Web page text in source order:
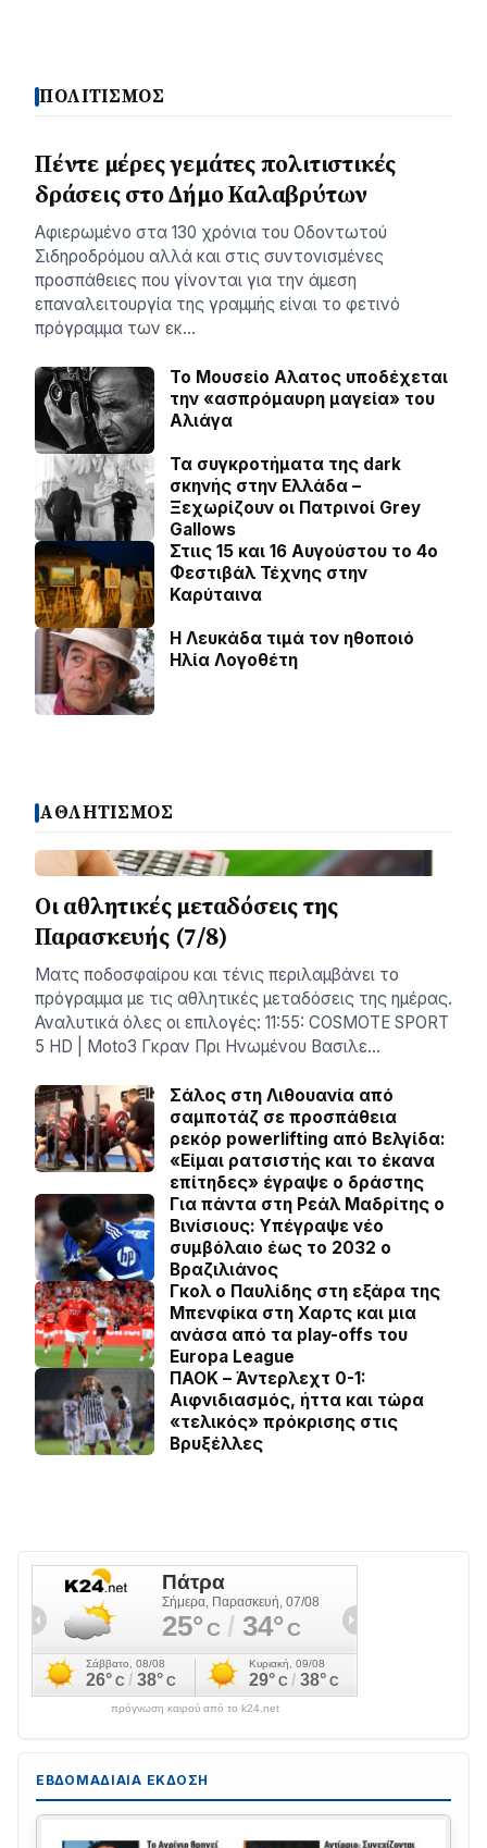
ΠΟΛΙΤΙΣΜΟΣ
Πέντε μέρες γεμάτες πολιτιστικές
δράσεις στο Δήμο Καλαβρύτων
Αφιερωμένο στα 130 χρόνια του Οδοντωτού
Σιδηροδρόμου αλλά και στις συντονισμένες
προσπάθειες που γίνονται για την άμεση
επαναλειτουργία της γραμμής είναι το φετινό
πρόγραμμα των εκ…
Το Μουσείο Αλατος υποδέχεται
την «ασπρόμαυρη μαγεία» του
Αλιάγα
Τα συγκροτήματα της dark
σκηνής στην Ελλάδα –
Ξεχωρίζουν οι Πατρινοί Grey
Gallows
Στιις 15 και 16 Αυγούστου το 4ο
Φεστιβάλ Τέχνης στην
Καρύταινα
Η Λευκάδα τιμά τον ηθοποιό
Ηλία Λογοθέτη
ΑΘΛΗΤΙΣΜΟΣ
Οι αθλητικές μεταδόσεις της
Παρασκευής (7/8)
Ματς ποδοσφαίρου και τένις περιλαμβάνει το
πρόγραμμα με τις αθλητικές μεταδόσεις της ημέρας.
Αναλυτικά όλες οι επιλογές: 11:55: COSMOTE SPORT
5 HD | Moto3 Γκραν Πρι Ηνωμένου Βασιλε…
Σάλος στη Λιθουανία από
σαμποτάζ σε προσπάθεια
ρεκόρ powerlifting από Βελγίδα:
«Είμαι ρατσιστής και το έκανα
επίτηδες» έγραψε ο δράστης
Για πάντα στη Ρεάλ Μαδρίτης ο
Βινίσιους: Yπέγραψε νέο
συμβόλαιο έως το 2032 ο
Βραζιλιάνος
Γκολ ο Παυλίδης στη εξάρα της
Μπενφίκα στη Χαρτς και μια
ανάσα από τα play-offs του
Europa League
ΠΑΟΚ – Άντερλεχτ 0-1:
Αιφνιδιασμός, ήττα και τώρα
«τελικός» πρόκρισης στις
Βρυξέλλες
πρόγνωση καιρού από το k24.net